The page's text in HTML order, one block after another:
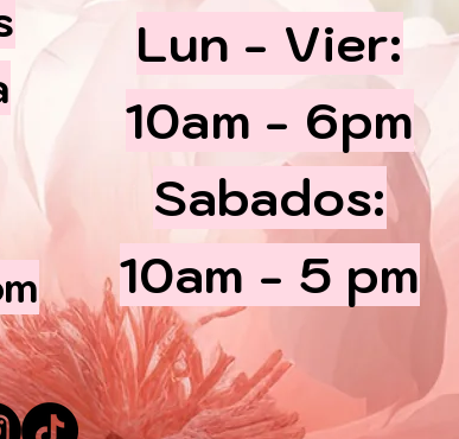
Lun - Vier:
10am - 6pm
​​Sabados:
10am - 5 pm